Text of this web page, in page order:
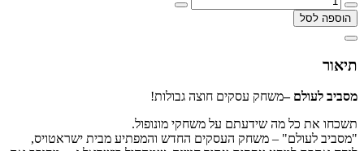
הוספה לסל
תיאור
מסביב לעולם –משחק עסקים חוצה גבולות!
תשכחו את כל מה שידעתם על משחקי מונופול.
"מסביב לעולם" – משחק העסקים החדש והמפתיע מבית ישראטויס,